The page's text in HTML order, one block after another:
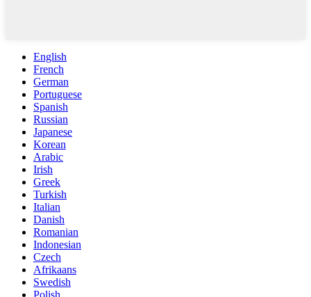
English
French
German
Portuguese
Spanish
Russian
Japanese
Korean
Arabic
Irish
Greek
Turkish
Italian
Danish
Romanian
Indonesian
Czech
Afrikaans
Swedish
Polish